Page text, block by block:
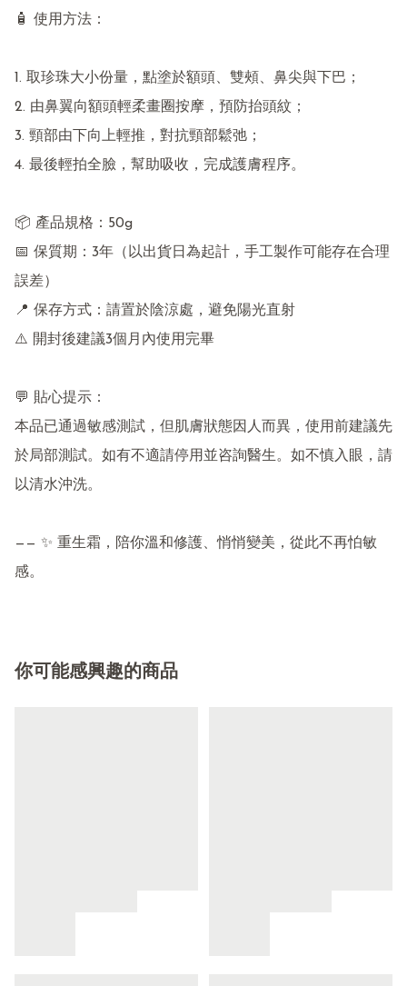
🧴 使用方法：
1. 取珍珠大小份量，點塗於額頭、雙頰、鼻尖與下巴；
2. 由鼻翼向額頭輕柔畫圈按摩，預防抬頭紋；
3. 頸部由下向上輕推，對抗頸部鬆弛；
4. 最後輕拍全臉，幫助吸收，完成護膚程序。
📦 產品規格：50g
📅 保質期：3年（以出貨日為起計，手工製作可能存在合理
誤差）
📍 保存方式：請置於陰涼處，避免陽光直射
⚠️ 開封後建議3個月內使用完畢
💬 貼心提示：
本品已通過敏感測試，但肌膚狀態因人而異，使用前建議先
於局部測試。如有不適請停用並咨詢醫生。如不慎入眼，請
以清水沖洗。
—— ✨ 重生霜，陪你溫和修護、悄悄變美，從此不再怕敏
感。
你可能感興趣的商品